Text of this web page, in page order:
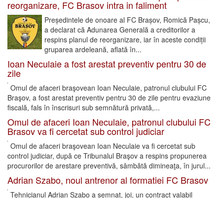
reorganizare, FC Brasov intra in faliment
Președintele de onoare al FC Brașov, Romică Pașcu,
a declarat că Adunarea Generală a creditorilor a
respins planul de reorganizare, iar în aceste condiții
gruparea ardeleană, aflată în...
Ioan Neculaie a fost arestat preventiv pentru 30 de
zile
Omul de afaceri braşovean Ioan Neculaie, patronul clubului FC
Braşov, a fost arestat preventiv pentru 30 de zile pentru evaziune
fiscală, fals în înscrisuri sub semnătură privată,...
Omul de afaceri Ioan Neculaie, patronul clubului FC
Brasov va fi cercetat sub control judiciar
Omul de afaceri braşovean Ioan Neculaie va fi cercetat sub
control judiciar, după ce Tribunalul Braşov a respins propunerea
procurorilor de arestare preventivă, sâmbătă dimineaţa, în jurul...
Adrian Szabo, noul antrenor al formatiei FC Brasov
Tehnicianul Adrian Szabo a semnat, joi, un contract valabil